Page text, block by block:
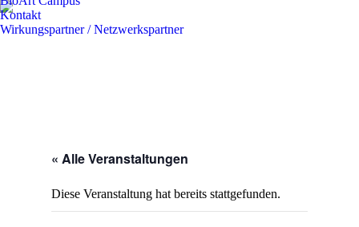
Kontakt
Wirkungspartner / Netzwerkspartner
« Alle Veranstaltungen
Diese Veranstaltung hat bereits stattgefunden.